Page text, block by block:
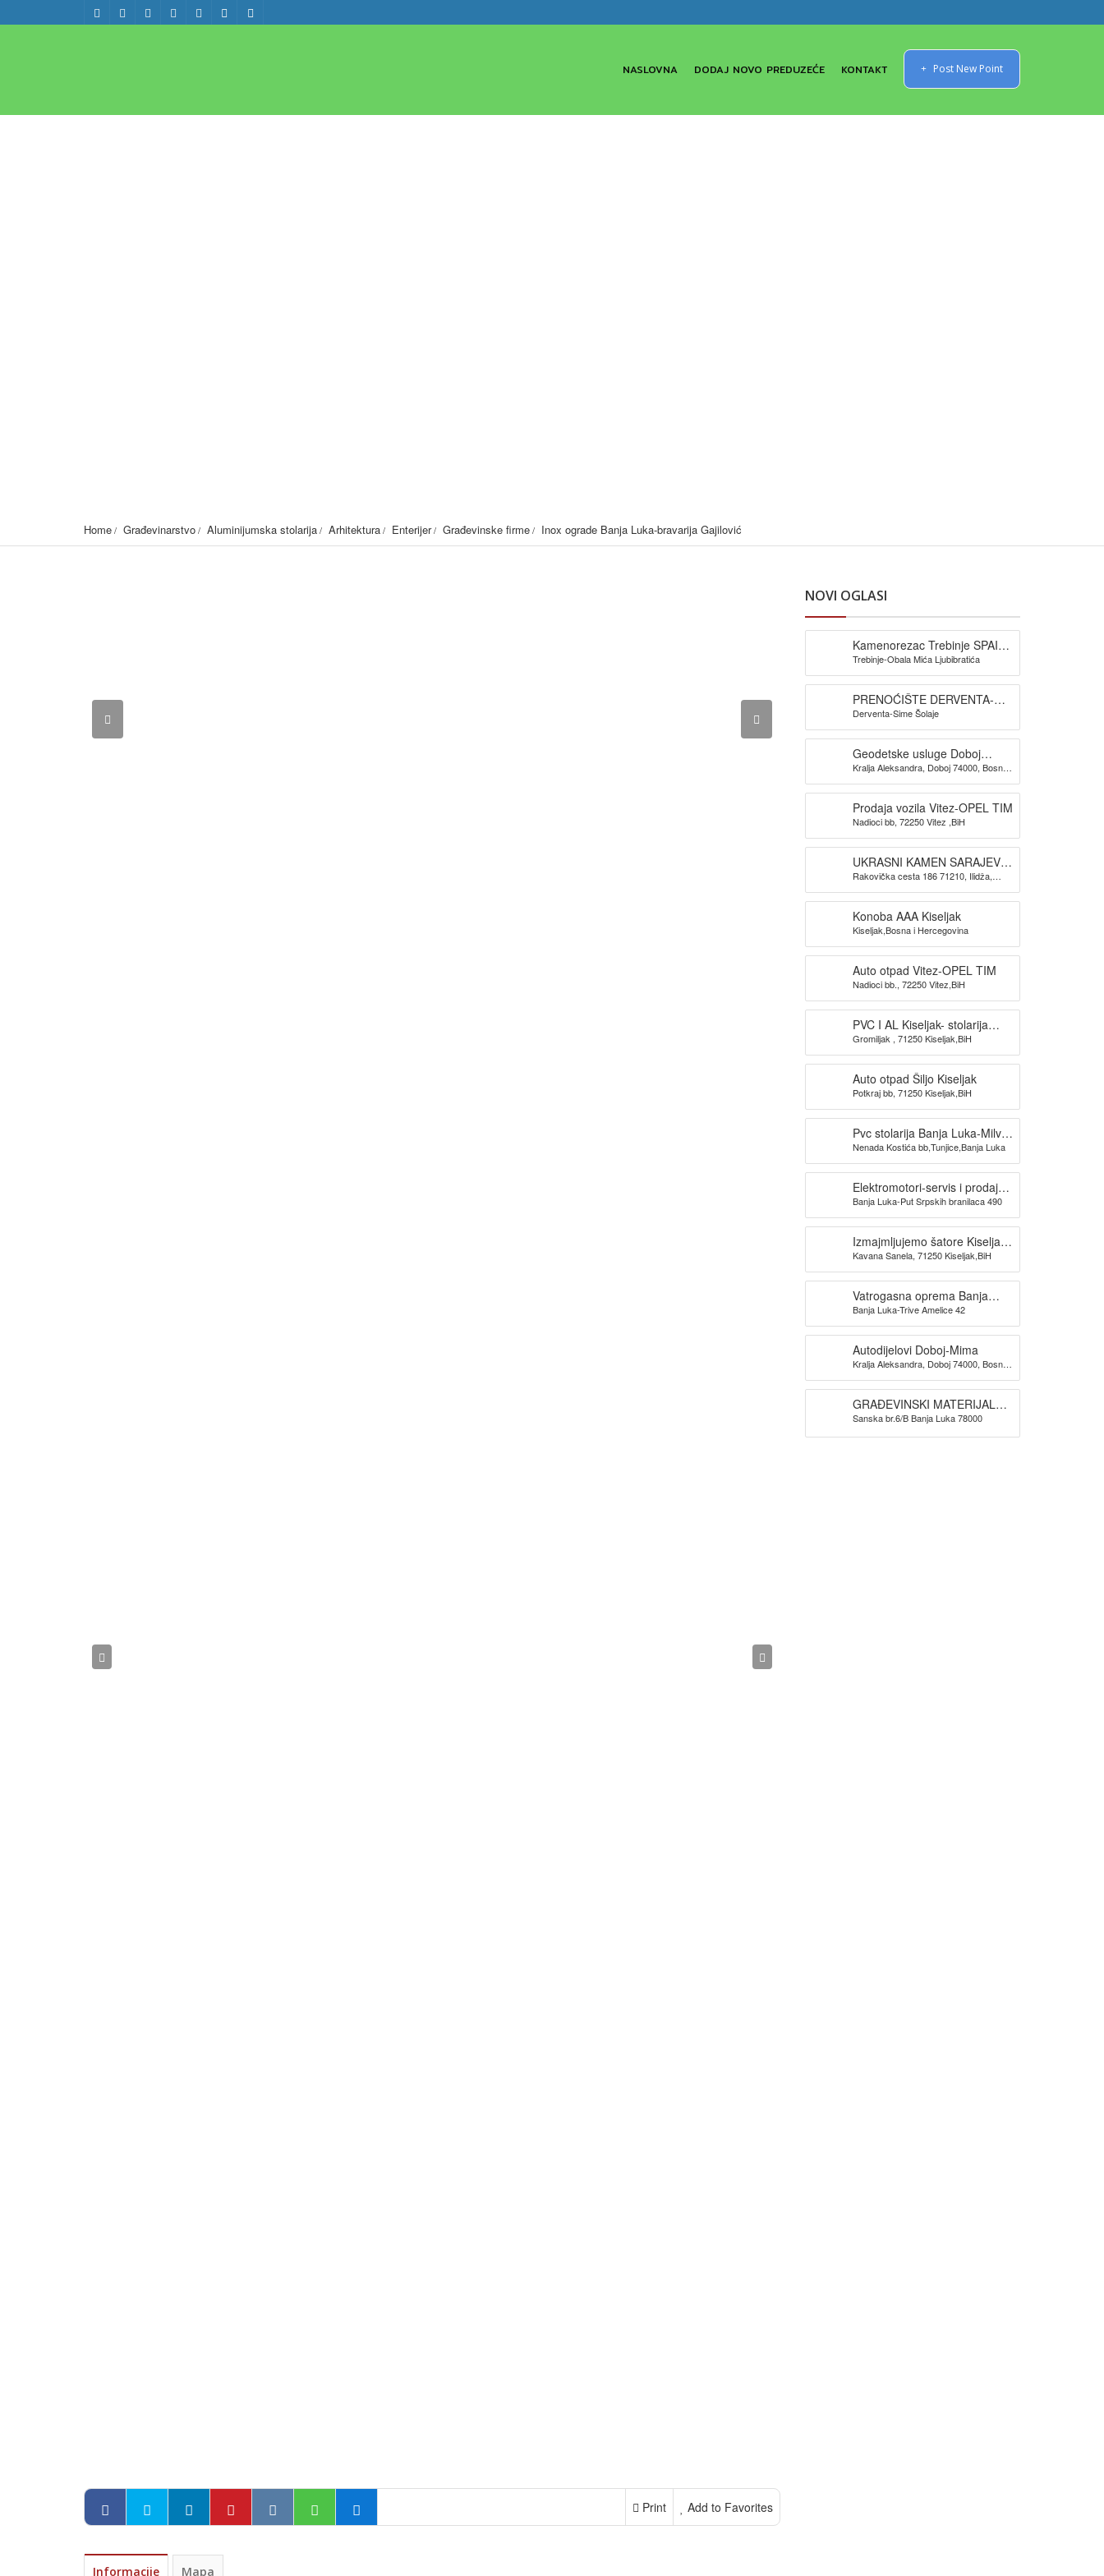
NASLOVNA DODAJ NOVO PREDUZEĆE KONTAKT Post New Point
Home Građevinarstvo Aluminijumska stolarija Arhitektura Enterijer Građevinske firme Inox ograde Banja Luka-bravarija Gajilović
Add to Favorites
Print
Informacije Mapa
NOVI OGLASI
Kamenorezac Trebinje SPAIĆ-
izrada spomenika
Trebinje-Obala Mića Ljubibratića
PRENOĆIŠTE DERVENTA-
Pansion Šljuka
Derventa-Sime Šolaje
Geodetske usluge Doboj
GEOKONIKA
Kralja Aleksandra, Doboj 74000, Bosna i
Prodaja vozila Vitez-OPEL TIM
Nadioci bb, 72250 Vitez ,BiH
UKRASNI KAMEN SARAJEVO-
KAMEN DIZAJN SARAJEVO
Rakovička cesta 186 71210, Ilidža,
Konoba AAA Kiseljak
Kiseljak,Bosna i Hercegovina
Auto otpad Vitez-OPEL TIM
Nadioci bb., 72250 Vitez,BiH
PVC I AL Kiseljak- stolarija
BAUPLAST
Gromiljak , 71250 Kiseljak,BiH
Auto otpad Šiljo Kiseljak
Potkraj bb, 71250 Kiseljak,BiH
Pvc stolarija Banja Luka-Milva
doo
Nenada Kostića bb,Tunjice,Banja Luka
Elektromotori-servis i prodaja
TRIDAK ELEKTRO
Banja Luka-Put Srpskih branilaca 490
Izmajmljujemo šatore Kiseljak-
KAVANA SANELA
Kavana Sanela, 71250 Kiseljak,BiH
Vatrogasna oprema Banja
Luka -SPAS doo
Banja Luka-Trive Amelice 42
Autodijelovi Doboj-Mima
Kralja Aleksandra, Doboj 74000, Bosna i
GRAĐEVINSKI MATERIJAL
BANJA LUKA TIM PROMET
DOO
Sanska br.6/B Banja Luka 78000